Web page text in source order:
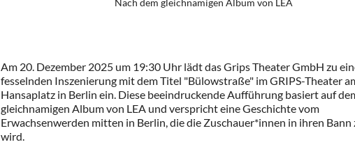
Nach dem gleichnamigen Album von LEA
Am 20. Dezember 2025 um 19:30 Uhr lädt das Grips Theater GmbH zu
fesselnden Inszenierung mit dem Titel "Bülowstraße" im GRIPS-Theater
Hansaplatz in Berlin ein. Diese beeindruckende Aufführung basiert auf
gleichnamigen Album von LEA und verspricht eine Geschichte vom
Erwachsenwerden mitten in Berlin, die die Zuschauer*innen in ihren Bann
wird.